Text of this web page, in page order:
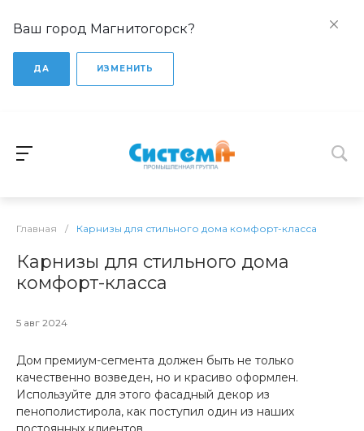
Ваш город Магнитогорск?
ДА ИЗМЕНИТЬ
Главная / Карнизы для стильного дома комфорт-класса
Карнизы для стильного дома
комфорт-класса
5 авг 2024
Дом премиум-сегмента должен быть не только
качественно возведен, но и красиво оформлен.
Используйте для этого фасадный декор из
пенополистирола, как поступил один из наших